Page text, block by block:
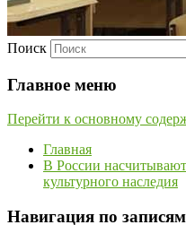
Поиск
Главное меню
Перейти к основному
Главная
В России
культурного наследия
Навигация по записям